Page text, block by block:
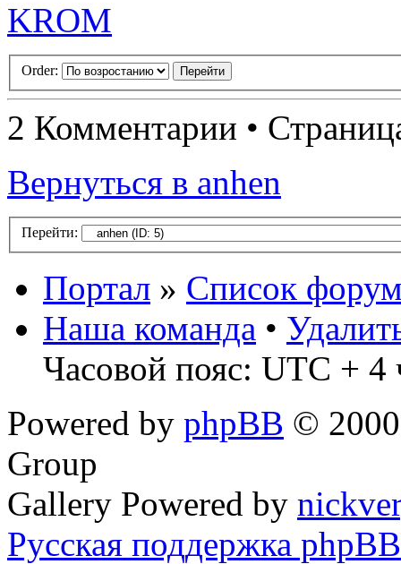
KROM
Order:
2 Комментарии •
Вернуться в anhen
Перейти:
Портал » Список
Наша команда •
Часовой пояс: UTC + 4
Powered by phpBB ©
Group
Gallery Powered by
Русская поддержка phpBB